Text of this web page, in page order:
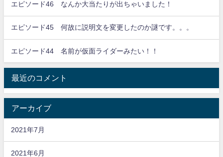
エピソード46 なんか大当たりが出ちゃいました！
エピソード45 何故に説明文を変更したのか謎です。。。
エピソード44 名前が仮面ライダーみたい！！
最近のコメント
アーカイブ
2021年7月
2021年6月